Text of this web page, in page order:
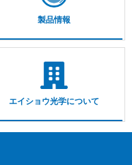
製品情報
エイショウ光学について